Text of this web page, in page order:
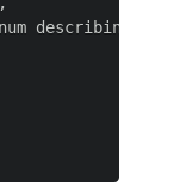
describing